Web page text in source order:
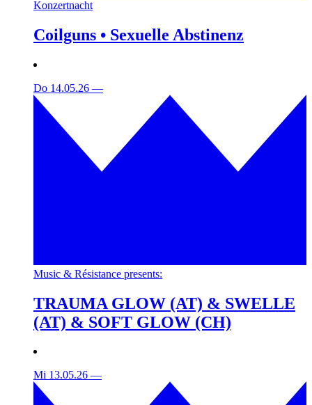
Konzertnacht
Coilguns • Sexuelle Abstinenz
Do 14.05.26 —
Music & Résistance presents:
TRAUMA GLOW (AT) & SWELLE
(AT) & SOFT GLOW (CH)
Mi 13.05.26 —